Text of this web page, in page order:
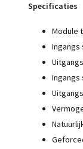
Specificaties
Module
Ingangs
Ingangs